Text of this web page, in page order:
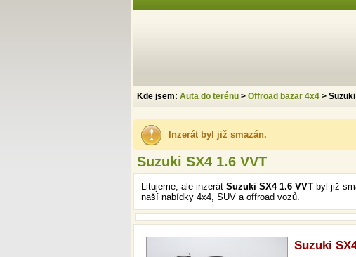
Inzerát byl již smazán.
Suzuki SX4 1.6 VVT
Litujeme, ale inzerát Suzuki SX4 1.6 VVT byl již
naší nabídky 4x4, SUV a offroad vozů.
Suzuki
Kde jsem: Auta do terénu > Offroad bazar 4x4 >